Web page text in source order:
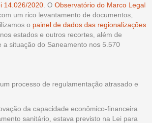
14.026/2020 . O Observatório do Marco Legal
um rico levantamento de documentos,
o painel de dados das regionalizações
estados e outros recortes, além de
a situação do Saneamento nos 5.570
processo de regulamentação atrasado e
da capacidade econômico-financeira
sanitário, estava previsto na Lei para